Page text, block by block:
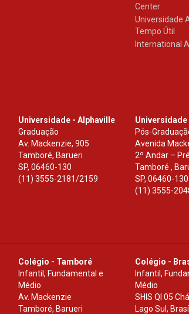
Center
Universidade
Tempo Útil
International
Universidade - Alphaville
Graduação
Av. Mackenzie, 905
Tamboré, Barueri
SP,06460-130
(11) 3555-2181/2159
Universidade
Pós-
Avenida
2º Andar –
Tamboré ,
SP, 06460-130
(11) 3555-
Colégio - Tamboré
Infantil, Fundamental e
Médio
Av. Mackenzie
Tamboré, Barueri
Colégio -
Infantil,
Médio
SHIS Ql 05
Lago Sul,